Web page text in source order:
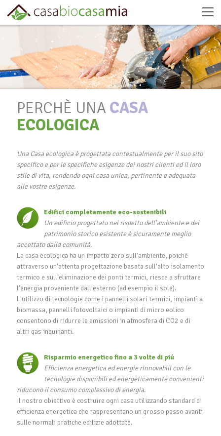
PERCHÈ UNA CASA
ECOLOGICA
Una Casa ecologica è progettata contestualmente per il suo sito
specifico e per le specifiche esigenze dei nostri clienti ed il loro
stile di vita, rendendo ogni casa unica, pertinente e adeguata
alle vostre esigenze.
Edifici completamente eco-sostenibili
Un edificio progettato nel rispetto dell'ambiente e del
patrimonio storico esistente è sicuramente meglio
accettato dalla comunità.
La casa ecologica ha un impatto zero sull'ambiente, poichè
attraverso un'attenta progettazione basata sull'alto isolamento
termico e sull'eliminazione dei ponti termici, riesce a sfruttare
l'energia proveniente dall'esterno (ad esempio il sole).
L'utilizzo di tecnologie come i pannelli solari termici, impianti a
biomassa, pannelli fotovoltaici o impianti di micro eolico
consentono di ridurre le emissioni in atmosfera di CO2 e di
altri gas inquinanti.
Risparmio energetico fino a 3 volte di piú
Efficienza energetica ed energie rinnovabili con le
tecnologie disponibili ed energeticamente convenienti
riducono il consumo complessivo di energia.
Il nostro obiettivo è costruire ogni casa utilizzando standard di
efficienza energetica che rappresentano un grosso passo avanti
sulle normali pratiche edilizie adottate.